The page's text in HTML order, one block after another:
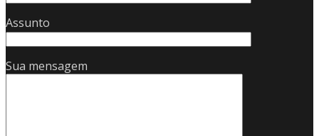
Assunto
Sua mensagem